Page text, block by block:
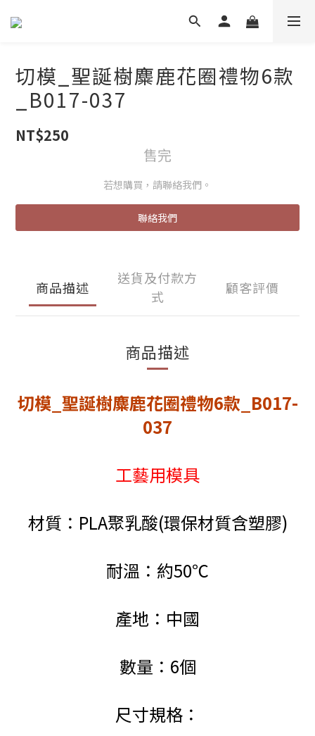
切模_聖誕樹麋鹿花圈禮物6款
_B017-037
NT$250
售完
若想購買，請聯絡我們。
聯絡我們
商品描述
送貨及付款方
式
顧客評價
商品描述
切模_聖誕樹麋鹿花圈禮物6款_B017-
037
工藝用模具
材質：PLA聚乳酸(環保材質含塑膠)
耐溫：約50℃
產地：中國
數量：6個
尺寸規格：